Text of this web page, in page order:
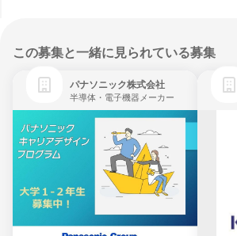
この募集と一緒に見られている募集
パナソニック株式会社
半導体・電子機器メーカー